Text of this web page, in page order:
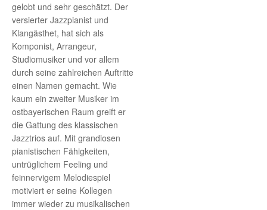
gelobt und sehr geschätzt. Der
versierter Jazzpianist und
Klangästhet, hat sich als
Komponist, Arrangeur,
Studiomusiker und vor allem
durch seine zahlreichen Auftritte
einen Namen gemacht. Wie
kaum ein zweiter Musiker im
ostbayerischen Raum greift er
die Gattung des klassischen
Jazztrios auf. Mit grandiosen
pianistischen Fähigkeiten,
untrüglichem Feeling und
feinnervigem Melodiespiel
motiviert er seine Kollegen
immer wieder zu musikalischen